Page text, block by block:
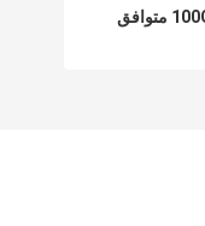
100G-15M متوافق